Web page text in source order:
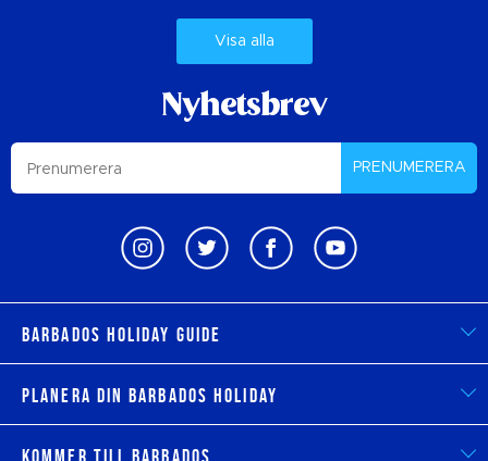
Visa alla
Nyhetsbrev
PRENUMERERA
Barbados Holiday Guide
Planera din Barbados Holiday
Kommer till Barbados